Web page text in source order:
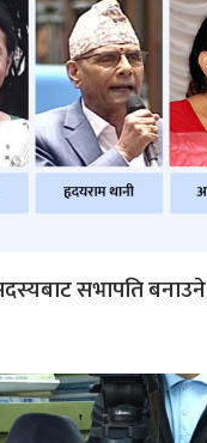
सभापति बनाउने